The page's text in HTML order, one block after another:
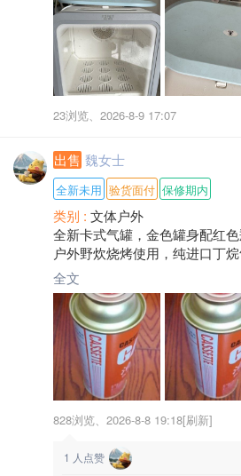
23浏览、 2026-8-9 17:07
出售 魏女士
全新未用 验货面付 保修期内
类别 : 文体户外
全新卡式气罐，金色罐身配红
户外野炊烧烤使用，纯进口丁
钟，安全防爆，价格可聊，三
电话联系我。
全文
828浏览、 2026-8-8 19:18[刷新]
1 人点赞